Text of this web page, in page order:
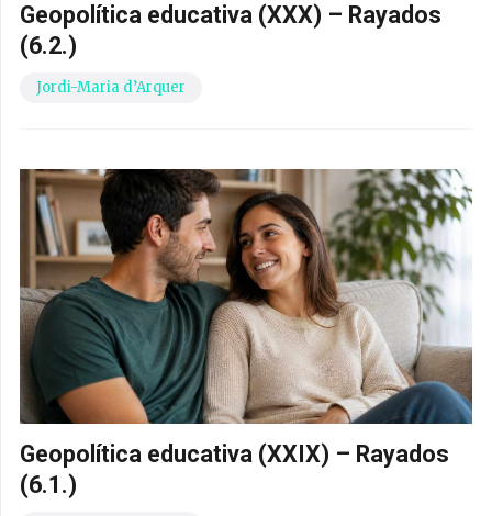
Geopolítica educativa (XXX) – Rayados
(6.2.)
Jordi-Maria d’Arquer
Geopolítica educativa (XXIX) – Rayados
(6.1.)